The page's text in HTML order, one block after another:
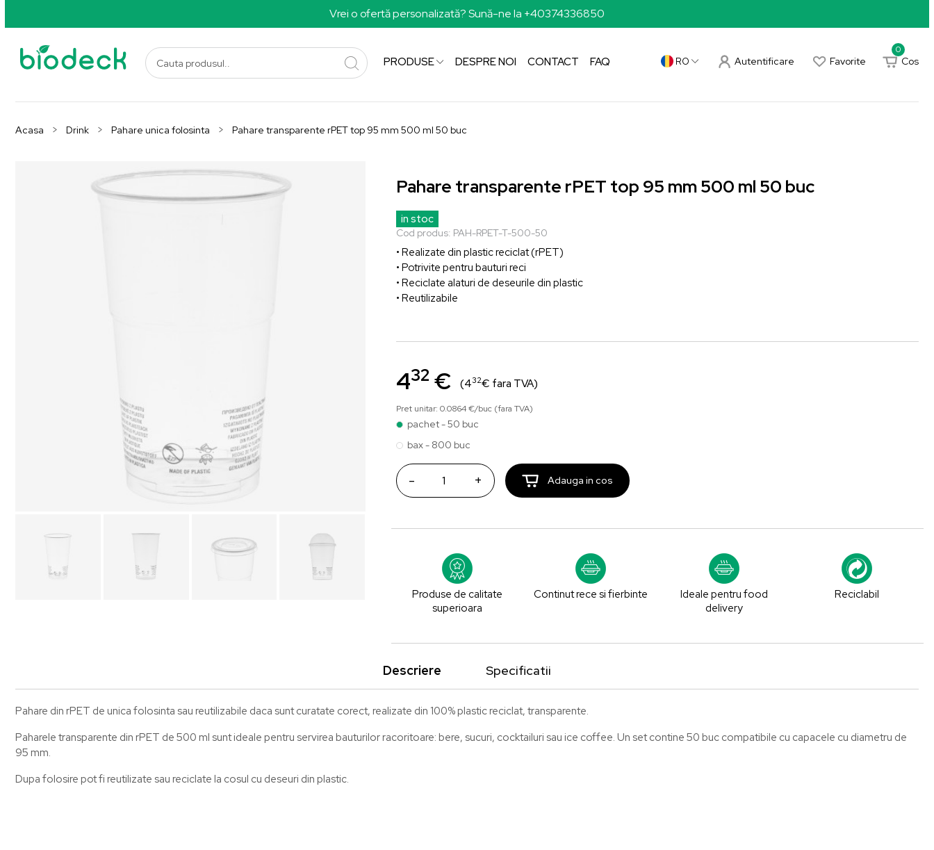
Vrei o ofertă personalizată? Sună-ne la +40374336850
PRODUSE DESPRE NOI CONTACT FAQ RO Autentificare Favorite
0
Cos
Acasa Drink Pahare unica folosinta Pahare transparente rPET top 95 mm 500 ml 50 buc
Pahare transparente rPET top 95 mm 500 ml 50 buc
in stoc
Cod produs: PAH-RPET-T-500-50
• Realizate din plastic reciclat (rPET)
• Potrivite pentru bauturi reci
• Reciclate alaturi de deseurile din plastic
• Reutilizabile
432 € (432€ fara TVA)
Pret unitar: 0.0864 €/buc (fara TVA)
pachet - 50 buc
bax - 800 buc
- + Adauga in cos
Produse de calitate
superioara
Continut rece si fierbinte
Ideale pentru food
delivery
Reciclabil
Descriere Specificatii
Pahare din rPET de unica folosinta sau reutilizabile daca sunt curatate corect, realizate din 100% plastic reciclat, transparente.
Paharele transparente din rPET de 500 ml sunt ideale pentru servirea bauturilor racoritoare: bere, sucuri, cocktailuri sau ice coffee. Un set contine 50 buc compatibile cu capacele cu diametru de
95 mm.
Dupa folosire pot fi reutilizate sau reciclate la cosul cu deseuri din plastic.